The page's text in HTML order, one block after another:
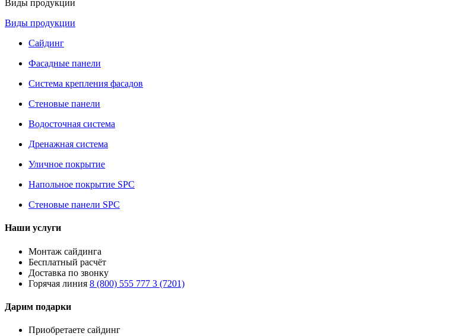
Виды продукции
Виды продукции
Сайдинг
Фасадные панели
Система крепления фасадов
Стеновые панели
Водосточная система
Дренажная система
Уличное покрытие
Напольное покрытие SPC
Стеновые панели SPC
Наши услуги
Монтаж сайдинга
Бесплатный расчёт
Доставка по звонку
Горячая линия 8 (800) 555 777 3 (7201)
Дарим подарки
Приобретаете сайдинг